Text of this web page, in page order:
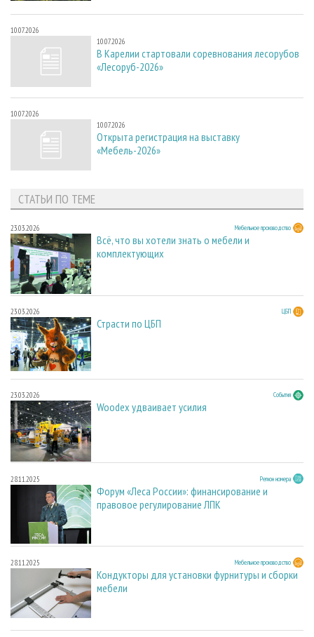
10.07.2026
10.07.2026
В Карелии стартовали соревнования лесорубов
«Лесоруб-2026»
10.07.2026
10.07.2026
Открыта регистрация на выставку
«Мебель-2026»
СТАТЬИ ПО ТЕМЕ
23.03.2026 Мебельное производство
Всё, что вы хотели знать о мебели и
комплектующих
23.03.2026 ЦБП
Страсти по ЦБП
23.03.2026 События
Woodex удваивает усилия
28.11.2025 Регион номера
Форум «Леса России»: финансирование и
правовое регулирование ЛПК
28.11.2025 Мебельное производство
Кондукторы для установки фурнитуры и сборки
мебели